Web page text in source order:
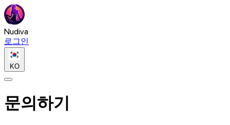
Nudiva
로그인
KO
문의하기